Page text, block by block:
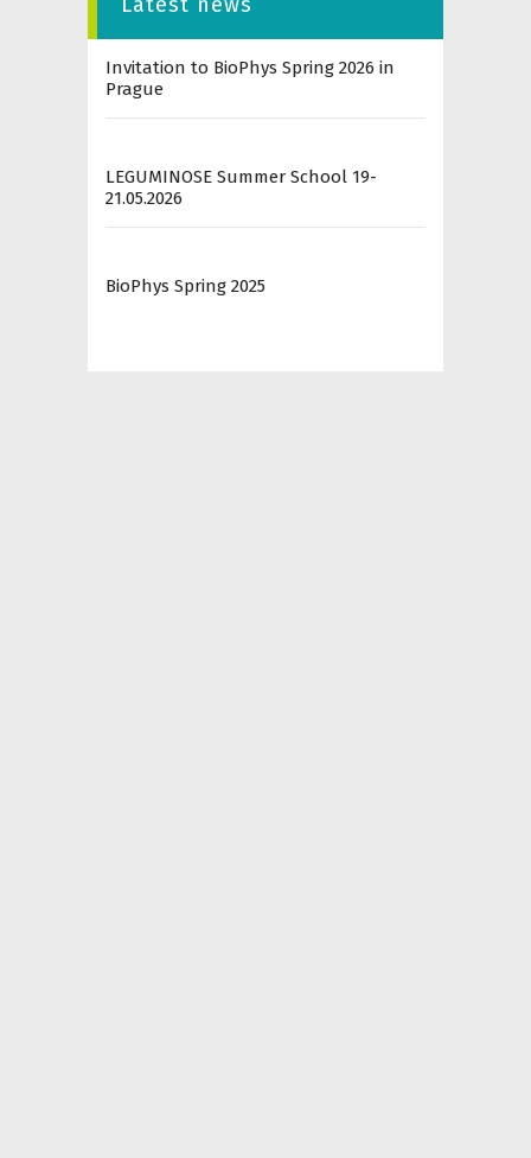
Invitation to BioPhys Spring 2026 in
Prague
LEGUMINOSE Summer School 19-
21.05.2026
BioPhys Spring 2025